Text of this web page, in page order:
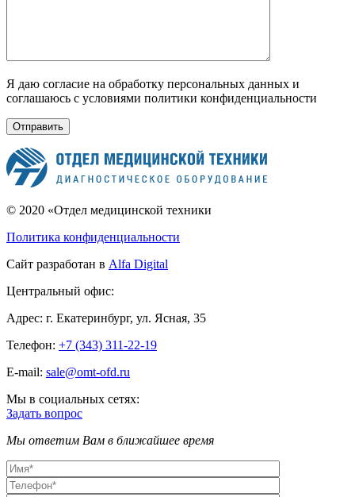
Я даю согласие на обработку персональных данных и
соглашаюсь с условиями политики конфиденциальности
© 2020 «Отдел медицинской техники
Политика конфиденциальности
Сайт разработан в Alfa Digital
Центральный офис:
Адрес: г. Екатеринбург, ул. Ясная, 35
Телефон: +7 (343) 311-22-19
E-mail: sale@omt-ofd.ru
Мы в социальных сетях:
Задать вопрос
Мы ответим Вам в ближайшее время